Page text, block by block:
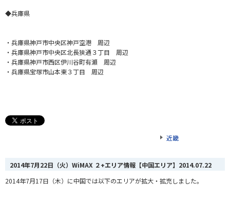
◆兵庫県
・兵庫県神戸市中央区神戸空港 周辺
・兵庫県神戸市中央区北長狭通３丁目 周辺
・兵庫県神戸市西区伊川谷町有瀬 周辺
・兵庫県宝塚市山本東３丁目 周辺
近畿
2014年7月22日（火）WiMAX ２+エリア情報【中国エリア】 2014.07.22
2014年7月17日（木）に中国では以下のエリアが拡大・拡充しました。